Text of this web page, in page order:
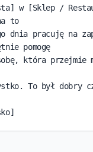
w [Sklep /
to
dnia pracuję na
pomogę
która przejmie
To był dobry